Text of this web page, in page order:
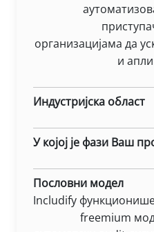
организацијама да
и
Индустријска област
У којој је фази Ваш
Пословни модел
Includify
freemium